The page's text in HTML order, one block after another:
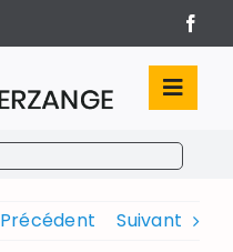
Précédent Suivant